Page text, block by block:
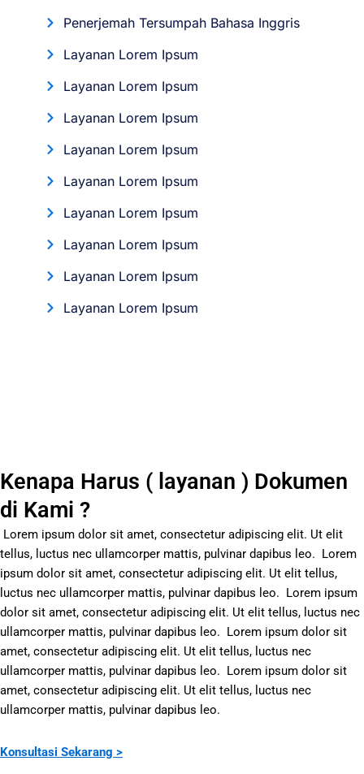
Penerjemah Tersumpah Bahasa Inggris
Layanan Lorem Ipsum
Layanan Lorem Ipsum
Layanan Lorem Ipsum
Layanan Lorem Ipsum
Layanan Lorem Ipsum
Layanan Lorem Ipsum
Layanan Lorem Ipsum
Layanan Lorem Ipsum
Layanan Lorem Ipsum
Kenapa Harus ( layanan ) Dokumen
di Kami ?
Lorem ipsum dolor sit amet, consectetur adipiscing elit. Ut elit
tellus, luctus nec ullamcorper mattis, pulvinar dapibus leo.
Lorem
ipsum dolor sit amet, consectetur adipiscing elit. Ut elit tellus,
luctus nec ullamcorper mattis, pulvinar dapibus leo.
Lorem ipsum
dolor sit amet, consectetur adipiscing elit. Ut elit tellus, luctus nec
ullamcorper mattis, pulvinar dapibus leo.
Lorem ipsum dolor sit
amet, consectetur adipiscing elit. Ut elit tellus, luctus nec
ullamcorper mattis, pulvinar dapibus leo.
Lorem ipsum dolor sit
amet, consectetur adipiscing elit. Ut elit tellus, luctus nec
ullamcorper mattis, pulvinar dapibus leo.
Konsultasi Sekarang >